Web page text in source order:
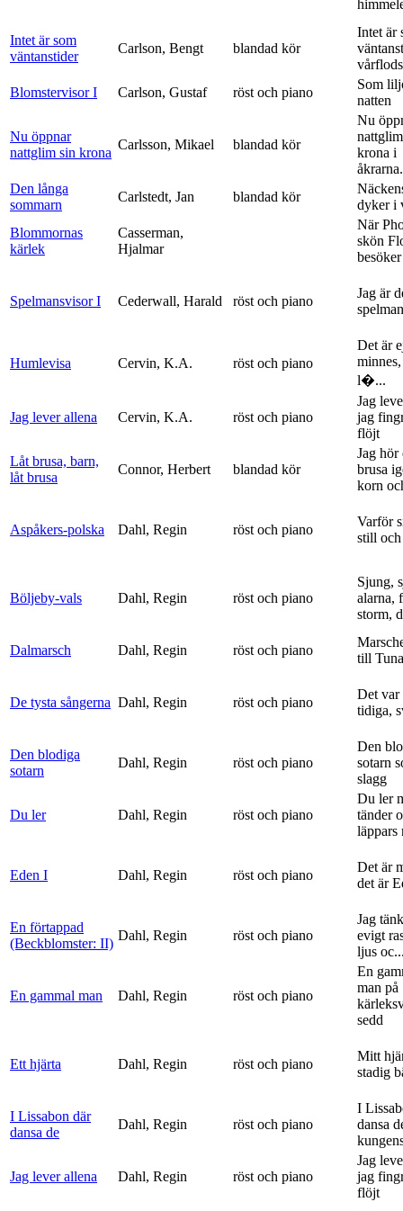
Intet är som
väntanstider
Carlson, Bengt blandad kör
Intet är
Blomstervisor I
Carlson, Gustaf röst och piano
Som
natten
Nu öppnar
nattglim sin krona
Carlsson, Mikael blandad kör
Nu
krona i
Den långa
sommarn
Carlstedt, Jan blandad kör
dyker i
Blommornas
kärlek
Casserman,
Hjalmar
När
skön
besöker
Spelmansvisor I Cederwall, Harald röst och piano
Jag är
spelman
Humlevisa Cervin, K.A. röst och piano
Det är
l�...
Jag lever allena Cervin, K.A. röst och piano
Jag
jag
flöjt
Låt brusa, barn,
låt brusa
Connor, Herbert blandad kör
Jag hör
brusa
korn
Aspåkers-polska Dahl, Regin röst och piano
Varför
still
Böljeby-vals Dahl, Regin röst och piano
Sjung,
alarna,
storm,
Dalmarsch Dahl, Regin röst och piano
till Tuna
De tysta sångerna Dahl, Regin röst och piano
Det var
tidiga,
Den blodiga
sotarn
Dahl, Regin röst och piano
Den
sotarn
slagg
Du ler Dahl, Regin röst och piano
Du ler
tänder
läppars
Eden I Dahl, Regin röst och piano
Det är
det är
En förtappad
(Beckblomster: II)
Dahl, Regin röst och piano
Jag
evigt
ljus
En gammal man Dahl, Regin röst och piano
En
man på
sedd
Ett hjärta Dahl, Regin röst och piano
Mitt
stadig
I Lissabon där
dansa de
Dahl, Regin röst och piano
I
dansa
Jag lever allena Dahl, Regin röst och piano
Jag
jag
flöjt